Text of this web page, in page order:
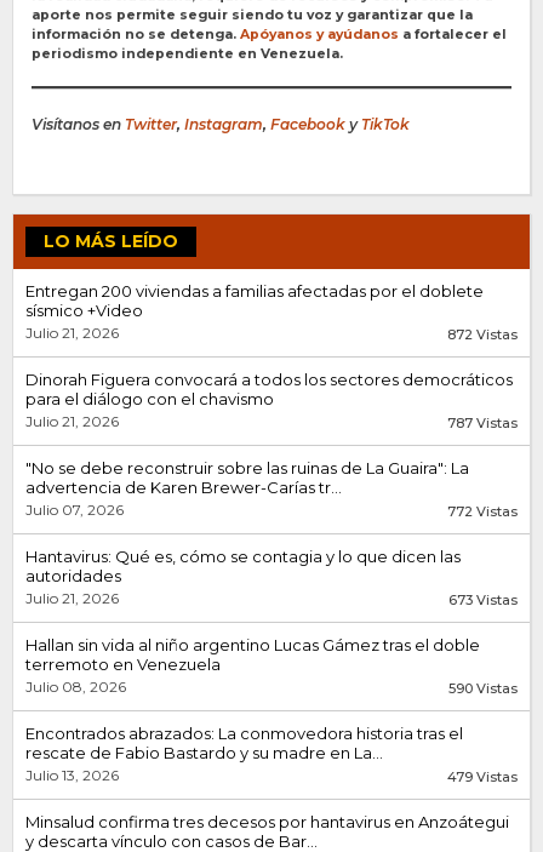
aporte nos permite seguir siendo tu voz y garantizar que la
información no se detenga. Apóyanos y ayúdanos a fortalecer el
periodismo independiente en Venezuela.
Visítanos en Twitter, Instagram, Facebook y TikTok
LO MÁS LEÍDO
Entregan 200 viviendas a familias afectadas por el doblete
sísmico +Video
Julio 21, 2026 872 Vistas
Dinorah Figuera convocará a todos los sectores democráticos
para el diálogo con el chavismo
Julio 21, 2026 787 Vistas
"No se debe reconstruir sobre las ruinas de La Guaira": La
advertencia de Karen Brewer-Carías tr...
Julio 07, 2026 772 Vistas
Hantavirus: Qué es, cómo se contagia y lo que dicen las
autoridades
Julio 21, 2026 673 Vistas
Hallan sin vida al niño argentino Lucas Gámez tras el doble
terremoto en Venezuela
Julio 08, 2026 590 Vistas
Encontrados abrazados: La conmovedora historia tras el
rescate de Fabio Bastardo y su madre en La...
Julio 13, 2026 479 Vistas
Minsalud confirma tres decesos por hantavirus en Anzoátegui
y descarta vínculo con casos de Bar...